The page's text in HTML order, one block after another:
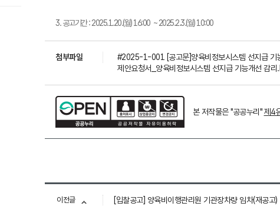
3. 공고기간 : 2025.1.20.(월) 16:00 ~ 2025.2.3.(월) 10:00
첨부파일
#2025-1-001 [공고문]양육비정보시스템 선지급 기
제안요청서_양육비정보시스템 선지급 기능개선 감
본 저작물은 "공공누리"제4
이전글 [입찰공고] 양육비이행관리원 기관장차량 임차(재공고)